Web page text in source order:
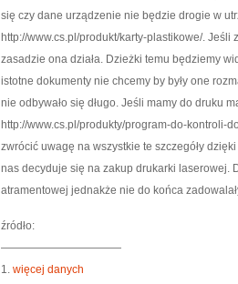
się czy dane urządzenie nie będzie drogie w
http://www.cs.pl/produkt/karty-plastikowe/.
zasadzie ona działa. Dzieżki temu będziemy
istotne dokumenty nie chcemy by były one
nie odbywało się długo. Jeśli mamy do druku
http://www.cs.pl/produkty/program-do-kontroli-
zwrócić uwagę na wszystkie te szczegóły
nas decyduje się na zakup drukarki laserowej.
atramentowej jednakże nie do końca
źródło:
———————————
1. więcej danych